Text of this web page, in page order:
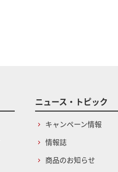
ニュース・トピック
キャンペーン情報
情報誌
商品のお知らせ